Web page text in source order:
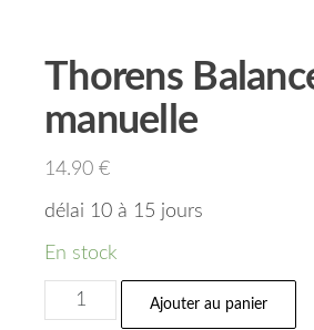
Thorens
manuelle
14.90 €
délai 10 à 15 jours
En stock
Ajouter au panier